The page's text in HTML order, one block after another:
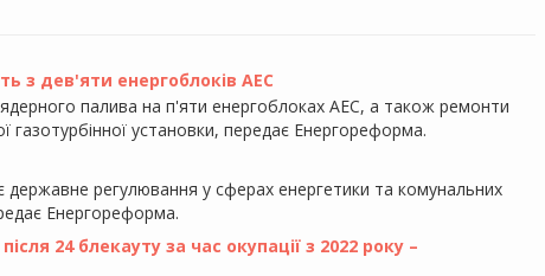
з дев'яти енергоблоків АЕС
палива на п'яти енергоблоках АЕС, а також ремонти
газотурбінної установки, передає Енергореформа.
державне регулювання у сферах енергетики та комунальних
Енергореформа.
24 блекауту за час окупації з 2022 року –